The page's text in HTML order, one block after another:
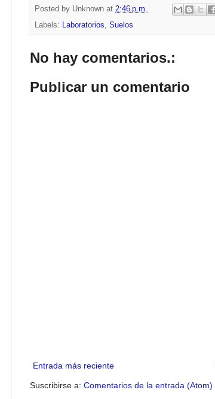
Posted by Unknown at 2:46 p.m.
Labels:
Laboratorios Suelos
No hay comentarios.:
Publicar un comentario
Entrada más reciente
Suscribirse a: Comentarios de la entrada (Atom)